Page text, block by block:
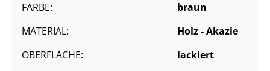
FARBE:
braun
MATERIAL:
Holz - Akazie
OBERFLÄCHE:
lackiert